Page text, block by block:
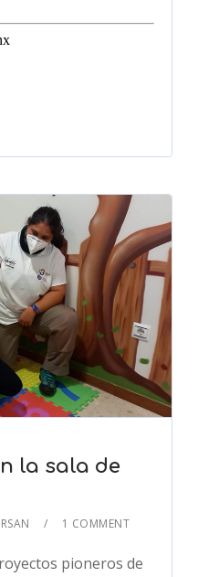
la sala de
1 COMMENT
pioneros de